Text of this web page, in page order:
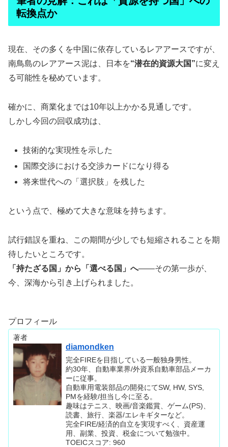
転換点か
現在、その多くを中国に依存しているレアアースですが、
南鳥島のレアアース泥は、日本を“潜在的資源大国”に変え
る可能性を秘めています。
確かに、商業化までは10年以上かかる見通しです。
しかし今回の回収成功は、
技術的な実現性を示した
国際交渉における交渉カードになり得る
将来世代への「選択肢」を残した
という点で、極めて大きな意味を持ちます。
試行錯誤を重ね、この期間が少しでも短縮されることを期
待したいところです。
「持たざる国」から「選べる国」へ――その第一歩が、
今、深海から引き上げられました。
プロフィール
著者
diamondken
完全FIREを目指している一般独身男性。
約30年、自動車業界/外資系自動車部品メーカ
ーに従事。
自動車用電装部品の開発にてSW, HW, SYS,
PMを経験/担当し今に至る。
趣味はテニス、映画/音楽鑑賞、ゲーム(PS)、
読書、旅行、楽器/エレキギターなど。
完全FIRE/経済的自立を実現すべく、資産運
用、副業、投資、税金について勉強中。
TOEICスコア: 960